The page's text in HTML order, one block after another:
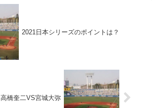
2021日本シリーズのポイントは？
高橋奎二VS宮城大弥